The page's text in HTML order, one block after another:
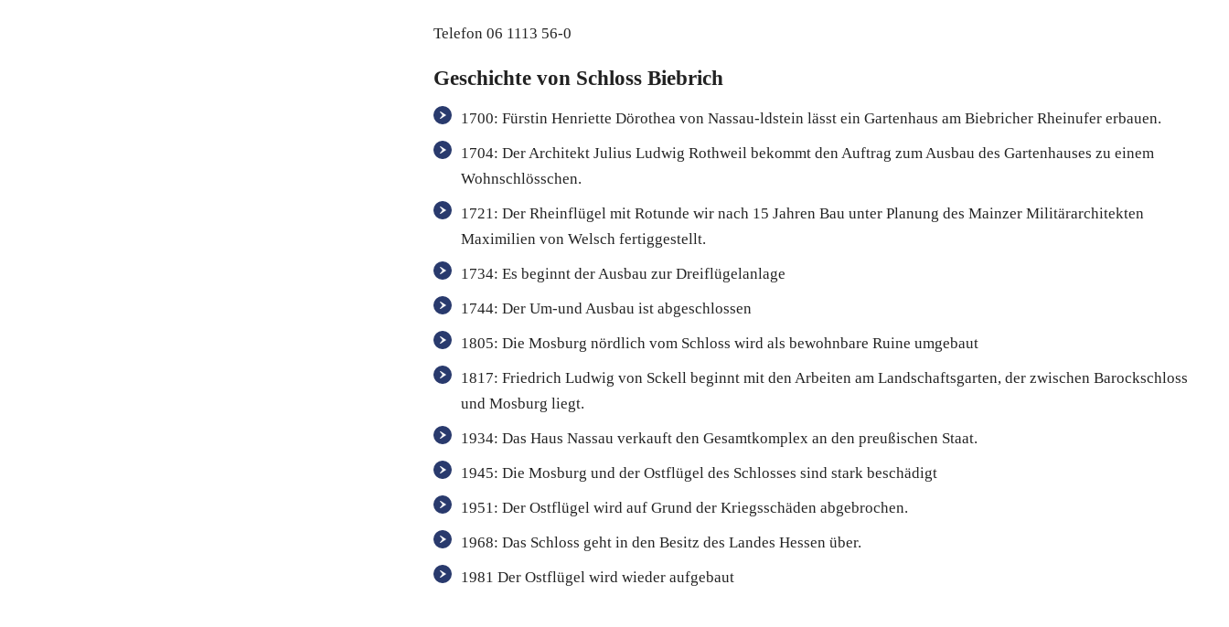
Telefon 06 1113 56-0
Geschichte von Schloss Biebrich
1700: Fürstin Henriette Dörothea von Nassau-ldstein lässt ein Gartenhaus am Biebricher Rheinufer erbauen.
1704: Der Architekt Julius Ludwig Rothweil bekommt den Auftrag zum Ausbau des Gartenhauses zu einem
Wohnschlösschen.
1721: Der Rheinflügel mit Rotunde wir nach 15 Jahren Bau unter Planung des Mainzer Militärarchitekten
Maximilien von Welsch fertiggestellt.
1734: Es beginnt der Ausbau zur Dreiflügelanlage
1744: Der Um-und Ausbau ist abgeschlossen
1805: Die Mosburg nördlich vom Schloss wird als bewohnbare Ruine umgebaut
1817: Friedrich Ludwig von Sckell beginnt mit den Arbeiten am Landschaftsgarten, der zwischen Barockschloss
und Mosburg liegt.
1934: Das Haus Nassau verkauft den Gesamtkomplex an den preußischen Staat.
1945: Die Mosburg und der Ostflügel des Schlosses sind stark beschädigt
1951: Der Ostflügel wird auf Grund der Kriegsschäden abgebrochen.
1968: Das Schloss geht in den Besitz des Landes Hessen über.
1981 Der Ostflügel wird wieder aufgebaut